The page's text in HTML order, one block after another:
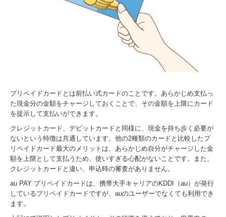
プリペイドカードとは前払い式カードのことです。あらかじめ支払っ
た現金分の金額をチャージしておくことで、その金額を上限にカード
を提示して支払いができます。
クレジットカード、デビットカードと同様に、現金を持ち歩く必要が
ないという特徴は共通しています。他の2種類のカードと比較したプ
リペイドカード最大のメリットは、あらかじめ自分がチャージした金
額を上限として支払うため、使いすぎる心配がないことです。また、
クレジットカードと違い、申込時の審査がありません。
au PAY プリペイドカードは、携帯大手キャリアのKDDI（au）が発行
しているプリペイドカードですが、auのユーザーでなくても利用でき
ます。